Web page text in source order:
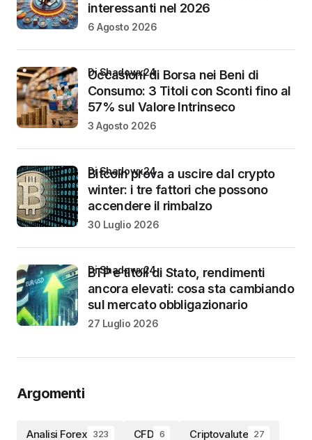
interessanti nel 2026
6 Agosto 2026
Occasioni di Borsa nei Beni di
Consumo: 3 Titoli con Sconti fino al
57% sul Valore Intrinseco
di Shadowx24
3 Agosto 2026
Bitcoin prova a uscire dal crypto
winter: i tre fattori che possono
accendere il rimbalzo
di Shadowx24
30 Luglio 2026
BTP e titoli di Stato, rendimenti
ancora elevati: cosa sta cambiando
sul mercato obbligazionario
di Shadowx24
27 Luglio 2026
Argomenti
Analisi Forex 323 CFD 6 Criptovalute 27